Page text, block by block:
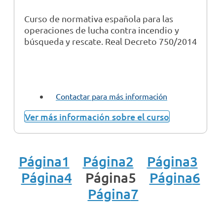
Curso de normativa española para las
operaciones de lucha contra incendio y
búsqueda y rescate. Real Decreto 750/2014
Contactar para más información
Ver más información sobre el curso
Página1 Página2 Página3
Página4 Página5 Página6
Página7